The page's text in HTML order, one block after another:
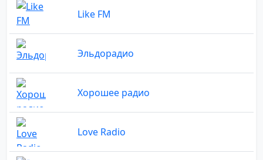
Like FM
Эльдорадио
Хорошее радио
Love Radio